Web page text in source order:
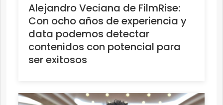
Alejandro Veciana de FilmRise:
Con ocho años de experiencia y
data podemos detectar
contenidos con potencial para
ser exitosos